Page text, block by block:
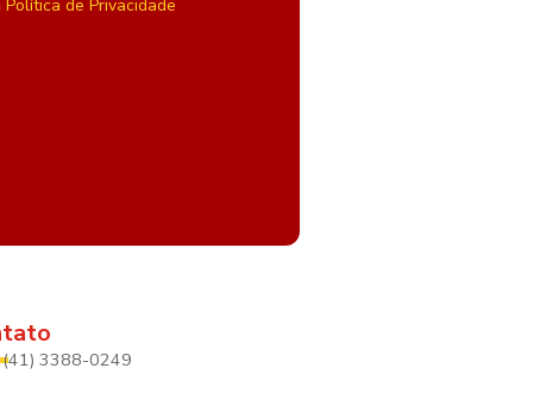
Política de Privacidade
(41) 3388-0249